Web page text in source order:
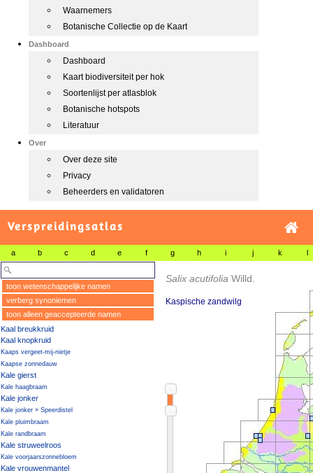
Waarnemers
Botanische Collectie op de Kaart
Dashboard
Dashboard
Kaart biodiversiteit per hok
Soortenlijst per atlasblok
Botanische hotspots
Literatuur
Over
Over deze site
Privacy
Beheerders en validatoren
Verspreidingsatlas
a b c d e f g h i j k l
toon wetenschappelijke namen
verberg synoniemen
toon alleen geaccepteerde namen
Kaal breukkruid
Kaal knopkruid
Kaaps vergeet-mij-nietje
Kaapse zonnedauw
Kale gierst
Kale haagbraam
Kale jonker
Kale jonker × Speerdistel
Kale pluimbraam
Kale randbraam
Kale struweelroos
Kale voorjaarszonnebloem
Kale vrouwenmantel
Salix acutifolia Willd.
Kaspische zandwilg